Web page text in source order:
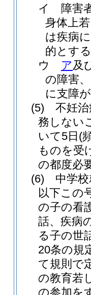
イ
障害
身体上
は疾病
的とす
ウ
ア及
の障害
に支障
(5)
不妊
務しない
いて5日 (
ものを受
の都度必
(6)
中学
以下この
の子の看
話、疾病
る子の世
20条の規
て規則で
の教育若
の参加を